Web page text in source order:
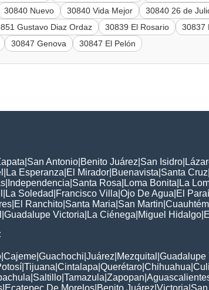
30840 Nuevo 30840 Vida Mejor 30840 26 de
Gustavo Diaz Ordaz 30839 El Rosario 30837
30847 Genova 30847 El Pelón
San Antonio Benito Juárez San Isidro
La Esperanza El Mirador Buenavista Santa Cruz
Independencia Santa Rosa Loma Bonita La
La Soledad Francisco Villa Ojo De Agua El
El Ranchito Santa Maria San Martin
Guadalupe Victoria La Ciénega Miguel Hidalgo
Cajeme Guachochi Juárez Mezquital Guadalupe
Tijuana Cintalapa Querétaro Chihuahua
Saltillo Tamazula Zapopan